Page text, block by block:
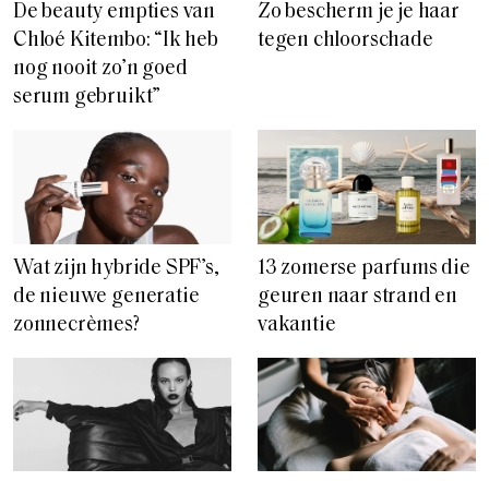
De beauty empties van
Chloé Kitembo: “Ik heb
nog nooit zo’n goed
serum gebruikt”
Zo bescherm je je haar
tegen chloorschade
Wat zijn hybride SPF’s,
de nieuwe generatie
zonnecrèmes?
13 zomerse parfums die
geuren naar strand en
vakantie